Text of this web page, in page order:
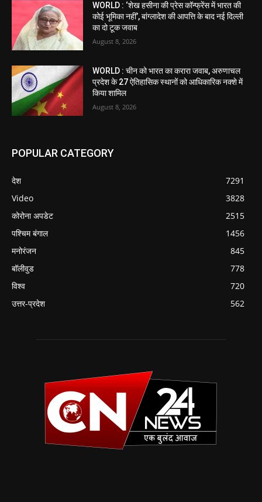
WORLD : ‘शेख हसीना की प्रेस कॉन्फ्रेंस में भारत की
कोई भूमिका नहीं’, बांग्लादेश की आपत्ति के बाद नई दिल्ली
का दो टूक जवाब
August 8, 2026
WORLD : चीन को भारत का करारा जवाब, अरुणाचल
प्रदेश के 27 ऐतिहासिक स्थानों को आधिकारिक नक्शे में
किया शामिल
August 8, 2026
POPULAR CATEGORY
देश
7291
Video
3828
कोरोना अपडेट
2515
पश्चिम बंगाल
1456
मनोरंजन
845
बॉलीवुड
778
विश्व
720
उत्तर-प्रदेश
562